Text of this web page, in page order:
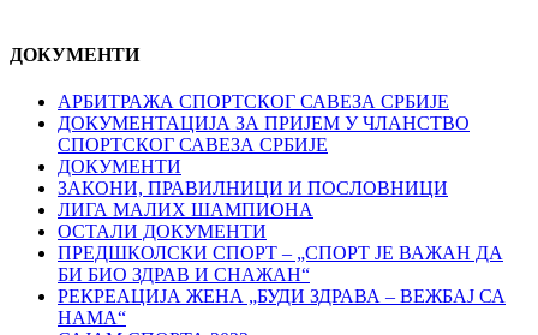
ДОКУМЕНТИ
АРБИТРАЖА СПОРТСКОГ САВЕЗА СРБИЈЕ
ДОКУМЕНТАЦИЈА ЗА ПРИЈЕМ У ЧЛАНСТВО
СПОРТСКОГ САВЕЗА СРБИЈЕ
ДОКУМЕНТИ
ЗАКОНИ, ПРАВИЛНИЦИ И ПОСЛОВНИЦИ
ЛИГА МАЛИХ ШАМПИОНА
ОСТАЛИ ДОКУМЕНТИ
ПРЕДШКОЛСКИ СПОРТ – „СПОРТ ЈЕ ВАЖАН ДА
БИ БИО ЗДРАВ И СНАЖАН“
РЕКРЕАЦИЈА ЖЕНА „БУДИ ЗДРАВА – ВЕЖБАЈ СА
НАМА“